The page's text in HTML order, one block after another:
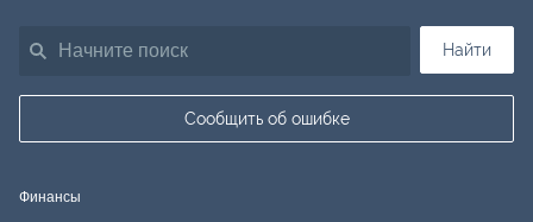
Найти
Сообщить об ошибке
Финансы